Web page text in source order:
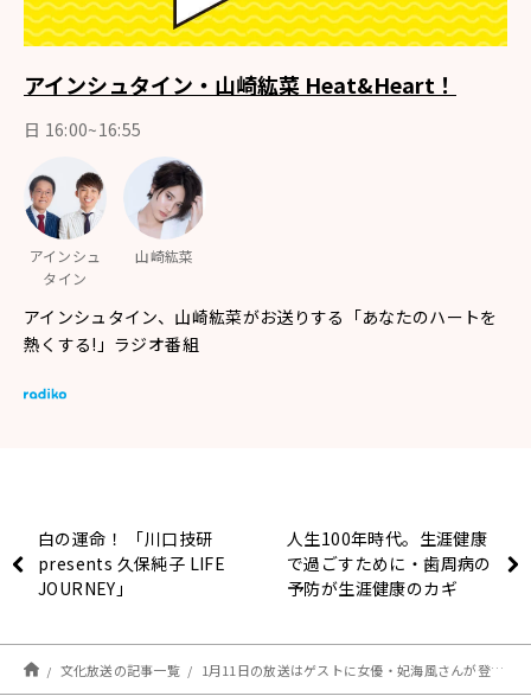
アインシュタイン・山崎紘菜 Heat&Heart！
日 16:00~16:55
アインシュ
タイン
山崎紘菜
アインシュタイン、山崎紘菜がお送りする「あなたのハートを
熱くする!」ラジオ番組
白の運命！ 「川口技研
presents 久保純子 LIFE
JOURNEY」
人生100年時代。生涯健康
で過ごすために・歯周病の
予防が生涯健康のカギ
Radio～認知症と手をつな
ごう〜 』
文化放送の記事一覧 1月11日の放送はゲストに女優・妃海風さんが登場！山崎さんとの仲良しエピソード満載♪『アインシュタイン・山崎紘菜 Heat&Heart!』